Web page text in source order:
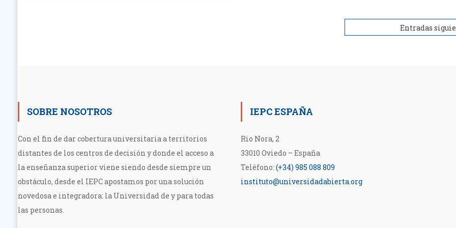
Entradas
SOBRE NOSOTROS
Con el fin de dar cobertura universitaria a territorios
distantes de los centros de decisión y donde el acceso a
la enseñanza superior viene siendo desde siempre un
obstáculo, desde el IEPC apostamos por una solución
novedosa e integradora: la Universidad de y para todas
las personas.
IEPC ESPAÑA
Rio Nora, 2
33010 Oviedo – España
Teléfono:(+34) 985 088 809
instituto@universidadabierta.org